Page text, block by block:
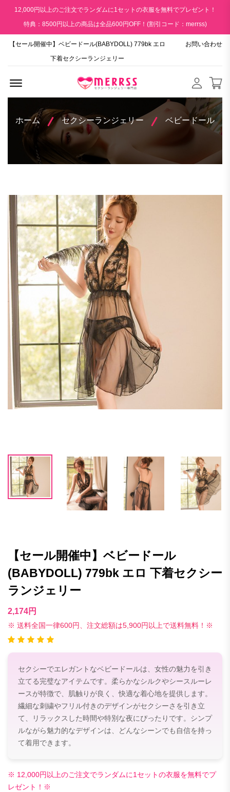
12,000円以上のご注文でランダムに1セットの衣服を無料でプレゼント！
特典：8500円以上の商品は全品600円OFF！(割引コード：merrss)
【セール開催中】ベビードール(BABYDOLL) 779bk エロ
下着セクシーランジェリー
お問い合わせ
ホーム セクシーランジェリー ベビードール
【セール開催中】ベビードール
(BABYDOLL) 779bk エロ 下着セクシー
ランジェリー
2,174円
※ 送料全国一律600円、注文総額は5,900円以上で送料無料！※
セクシーでエレガントなベビードールは、女性の魅力を引き
立てる完璧なアイテムです。柔らかなシルクやシースルーレ
ースが特徴で、肌触りが良く、快適な着心地を提供します。
繊細な刺繍やフリル付きのデザインがセクシーさを引き立
て、リラックスした時間や特別な夜にぴったりです。シンプ
ルながら魅力的なデザインは、どんなシーンでも自信を持っ
て着用できます。
※ 12,000円以上のご注文でランダムに1セットの衣服を無料でプ
レゼント！※